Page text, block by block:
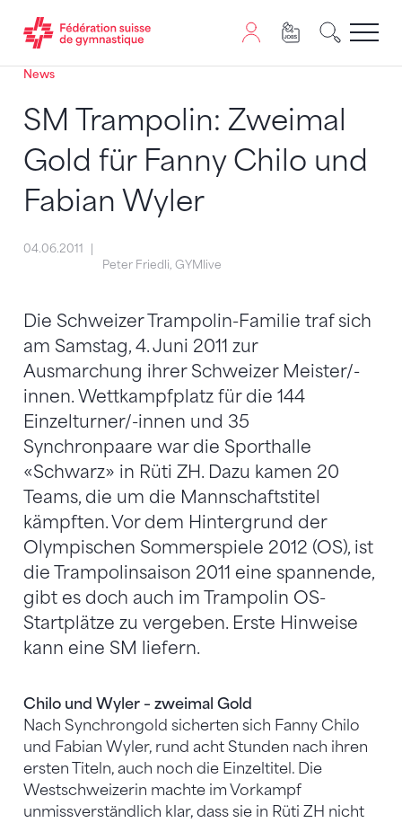
Passer au contenu
Naviguer vers le plan du siten
JavaScript est nécessaire pour naviguer sur ce site.
News
SM Trampolin: Zweimal
Gold für Fanny Chilo und
Fabian Wyler
04.06.2011
Peter Friedli, GYMlive
Die Schweizer Trampolin-Familie traf sich
am Samstag, 4. Juni 2011 zur
Ausmarchung ihrer Schweizer Meister/-
innen. Wettkampfplatz für die 144
Einzelturner/-innen und 35
Synchronpaare war die Sporthalle
«Schwarz» in Rüti ZH. Dazu kamen 20
Teams, die um die Mannschaftstitel
kämpften. Vor dem Hintergrund der
Olympischen Sommerspiele 2012 (OS), ist
die Trampolinsaison 2011 eine spannende,
gibt es doch auch im Trampolin OS-
Startplätze zu vergeben. Erste Hinweise
kann eine SM liefern.
Chilo und Wyler – zweimal Gold
Nach Synchrongold sicherten sich Fanny Chilo
und Fabian Wyler, rund acht Stunden nach ihren
ersten Titeln, auch noch die Einzeltitel. Die
Westschweizerin machte im Vorkampf
unmissverständlich klar, dass sie in Rüti ZH nicht